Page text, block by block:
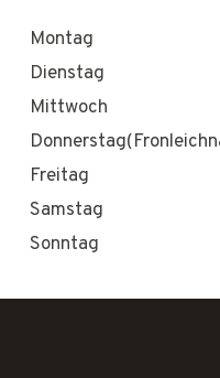
Montag
Dienstag
Mittwoch
Freitag
Samstag
Sonntag